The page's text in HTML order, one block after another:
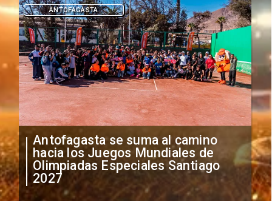
Antofagasta se suma al camino
hacia los Juegos Mundiales de
Olimpiadas Especiales Santiago
2027
ANTOFAGASTA